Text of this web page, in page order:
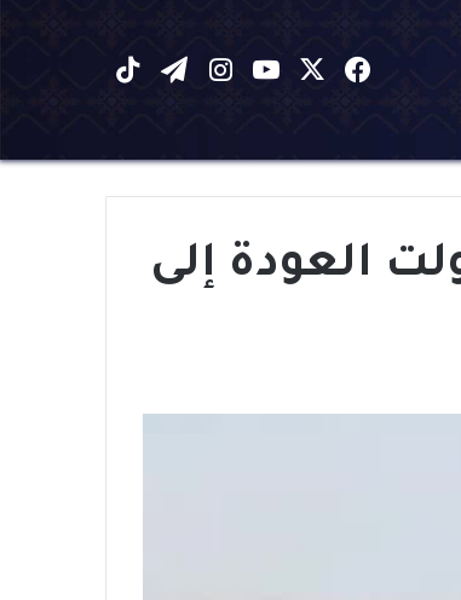
فيسبوك يوتيوبانستقرام
تيلقرام
العودة إلى